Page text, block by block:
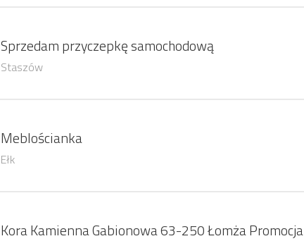
Sprzedam przyczepkę samochodową
Staszów
Meblościanka
Ełk
Kora Kamienna Gabionowa 63-250 Łomża Promocja